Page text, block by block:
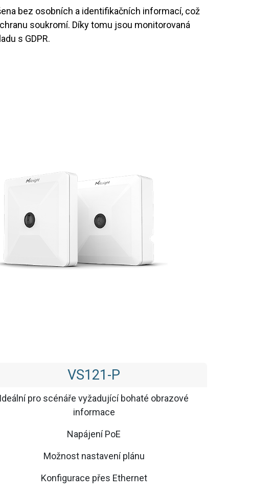
bez osobních a identifikačních informací, což
soukromí. Díky tomu jsou monitorovaná
s GDPR.
VS121-P
Ideální pro scénáře vyžadující bohaté obrazové
informace
Napájení PoE
Možnost nastavení plánu
Konfigurace přes Ethernet